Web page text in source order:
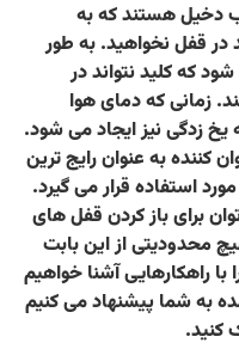
دخیل هستند که به
قفل نخواهید. به طور
که کلید نتواند در
زمانی که دمای هوا
یخ زدگی نیز ایجاد می شود.
کننده به عنوان رایج ترین
استفاده قرار می گیرد.
برای باز کردن قفل های
محدودیتی از این بابت
راهکارهایی آشنا خواهیم
به شما پیشنهاد می کنیم